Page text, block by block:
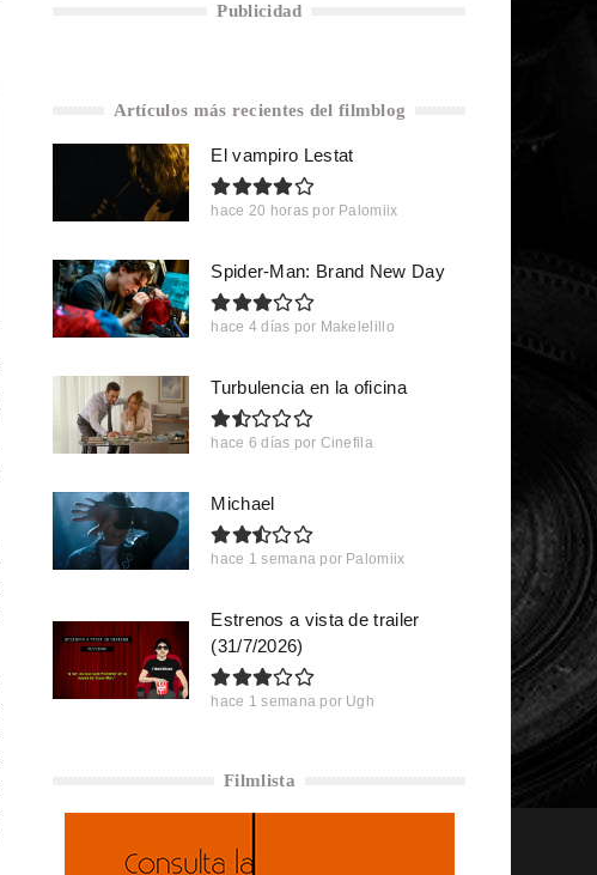
Publicidad
Artículos más recientes del filmblog
El vampiro Lestat
hace 20 horas por Palomiix
Spider-Man: Brand New Day
hace 4 días por Makelelillo
Turbulencia en la oficina
hace 6 días por Cinefila
Michael
hace 1 semana por Palomiix
Estrenos a vista de trailer
(31/7/2026)
hace 1 semana por Ugh
Filmlista